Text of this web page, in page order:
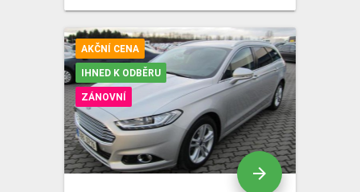
arrow_forward
AKČNÍ CENA
IHNED K ODBĚRU
ZÁNOVNÍ